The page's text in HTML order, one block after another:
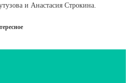
и Анастасия Строкина.